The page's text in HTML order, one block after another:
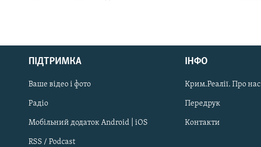
Русский
Qırımtatar
ДОЛУЧАЙСЯ!
ПІДТРИМКА
Ваше відео і фото
Радіо
Мобільний додаток Android | iOS
RSS / Podcast
ІНФО
Крим.Реалії. Про нас
Передрук
Контакти